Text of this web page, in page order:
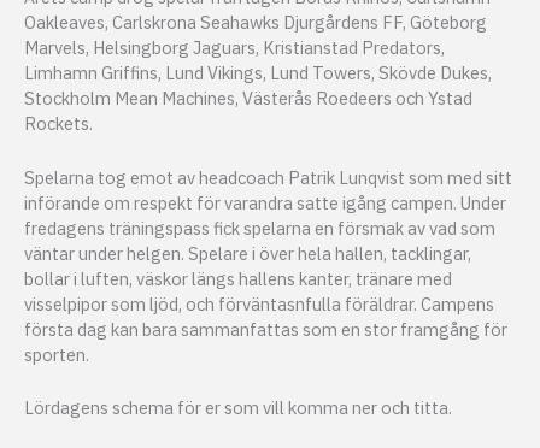
Oakleaves, Carlskrona Seahawks Djurgårdens FF, Göteborg
Marvels, Helsingborg Jaguars, Kristianstad Predators,
Limhamn Griffins, Lund Vikings, Lund Towers, Skövde Dukes,
Stockholm Mean Machines, Västerås Roedeers och Ystad
Rockets.
Spelarna tog emot av headcoach Patrik Lunqvist som med sitt
införande om respekt för varandra satte igång campen. Under
fredagens träningspass fick spelarna en försmak av vad som
väntar under helgen. Spelare i över hela hallen, tacklingar,
bollar i luften, väskor längs hallens kanter, tränare med
visselpipor som ljöd, och förväntasnfulla föräldrar. Campens
första dag kan bara sammanfattas som en stor framgång för
sporten.
Lördagens schema för er som vill komma ner och titta.